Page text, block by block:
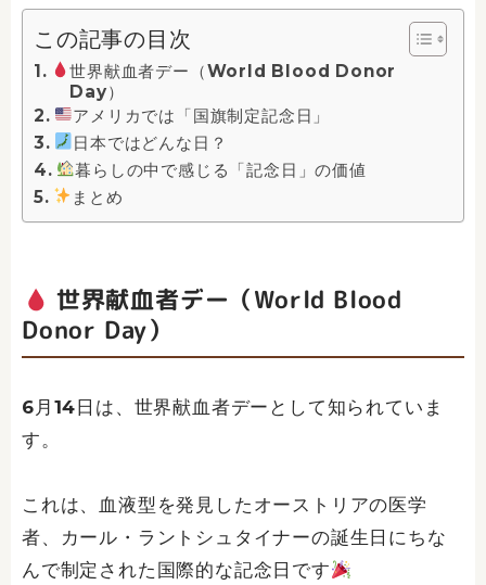
この記事の目次
世界献血者デー（World Blood Donor
Day）
アメリカでは「国旗制定記念日」
日本ではどんな日？
暮らしの中で感じる「記念日」の価値
まとめ
世界献血者デー（World Blood
Donor Day）
6月14日は、世界献血者デーとして知られていま
す。
これは、血液型を発見したオーストリアの医学
者、カール・ラントシュタイナーの誕生日にちな
んで制定された国際的な記念日です